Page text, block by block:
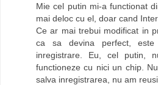
Mie cel putin mi-a functionat
mai deloc cu el, doar cand
Ce ar mai trebui modificat in
ca sa devina perfect, este
inregistrare. Eu, cel putin,
functioneze cu nici un chip.
salva inregistrarea, nu am